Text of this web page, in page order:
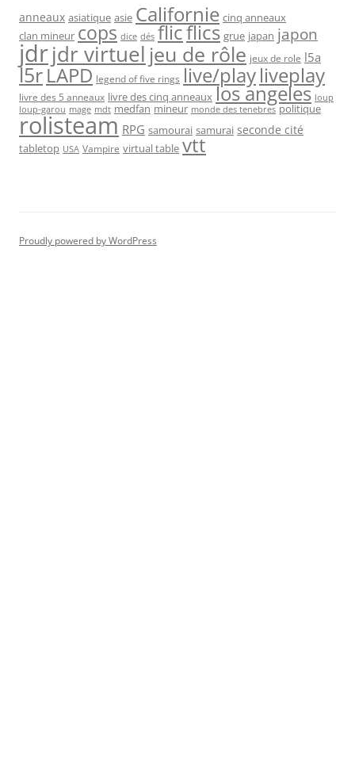
anneaux asiatique asie Californie cinq anneaux
clan mineur cops dice dés flicflics grue japan japon
jdrjdr virtuel jeu de rôle jeux de role l5a
l5rLAPD legend of five rings live/playliveplay
livre des 5 anneaux livre des cinq anneaux los angeles loup
loup-garou mage mdt medfan mineur monde des tenebres politique
rolisteam RPG samourai samurai seconde cité
tabletop USA Vampire virtual table vtt
Proudly powered by WordPress